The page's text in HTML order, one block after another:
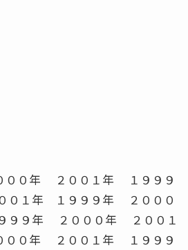
００年 ２００１年 １９９９
１年 １９９９年 ２０００
９年 ２０００年 ２００１
０年 ２００１年 １９９９